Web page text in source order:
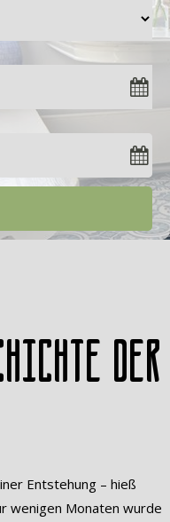
der
Entstehung – hieß
wenigen Monaten wurde